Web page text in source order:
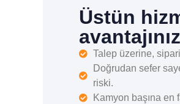
Üstün
Talep üzerine,
Doğrudan sefer
riski.
Kamyon başına en